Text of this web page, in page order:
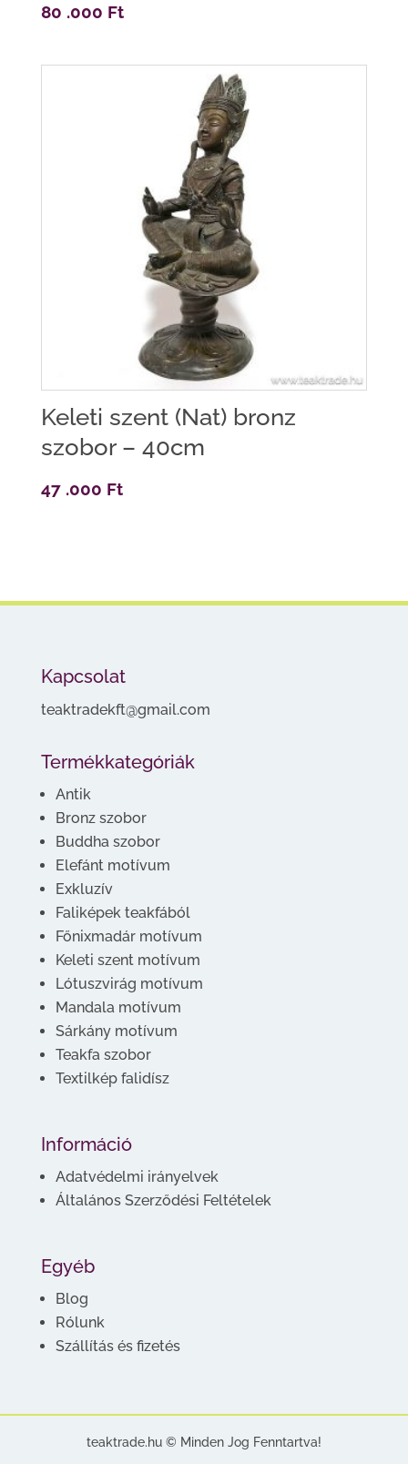
80 .000 Ft
Keleti szent (Nat) bronz
szobor – 40cm
47 .000 Ft
Kapcsolat
teaktradekft@gmail.com
Termékkategóriák
Antik
Bronz szobor
Buddha szobor
Elefánt motívum
Exkluzív
Faliképek teakfából
Főnixmadár motívum
Keleti szent motívum
Lótuszvirág motívum
Mandala motívum
Sárkány motívum
Teakfa szobor
Textilkép falidísz
Információ
Adatvédelmi irányelvek
Általános Szerződési Feltételek
Egyéb
Blog
Rólunk
Szállítás és fizetés
teaktrade.hu © Minden Jog Fenntartva!